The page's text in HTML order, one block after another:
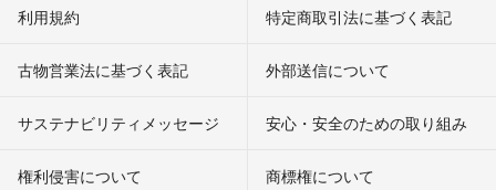
利用規約 特定商取引法に基づく表記
古物営業法に基づく表記 外部送信について
サステナビリティメッセージ 安心・安全のための取り組み
権利侵害について
商標権について